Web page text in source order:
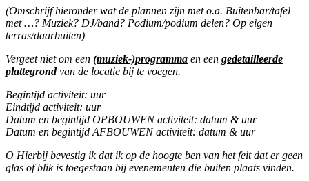
(Omschrijf hieronder wat de plannen zijn met o.a. Buitenbar/tafel
met …? Muziek? DJ/band? Podium/podium delen? Op eigen
terras/daarbuiten)
Vergeet niet om een (muziek-)programma en een gedetailleerde
plattegrondvan de locatie bij te voegen.
Begintijd activiteit: uur
Eindtijd activiteit: uur
Datum en begintijd OPBOUWEN activiteit: datum & uur
Datum en begintijd AFBOUWEN activiteit: datum & uur
O Hierbij bevestig ik dat ik op de hoogte ben van het feit dat er geen
glas of blik is toegestaan bij evenementen die buiten plaats vinden.